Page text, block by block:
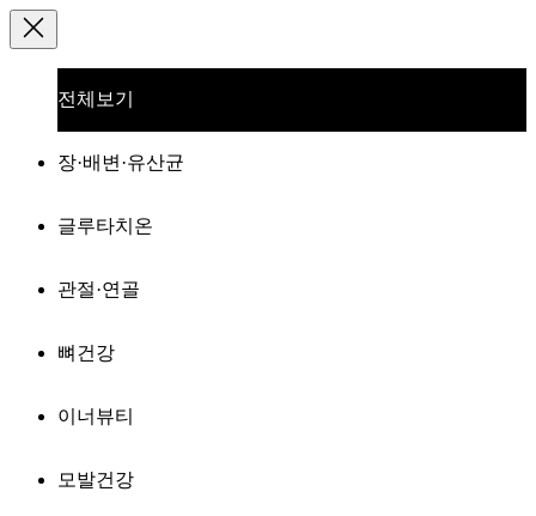
전체보기
장·배변·유산균
글루타치온
관절·연골
뼈건강
이너뷰티
모발건강